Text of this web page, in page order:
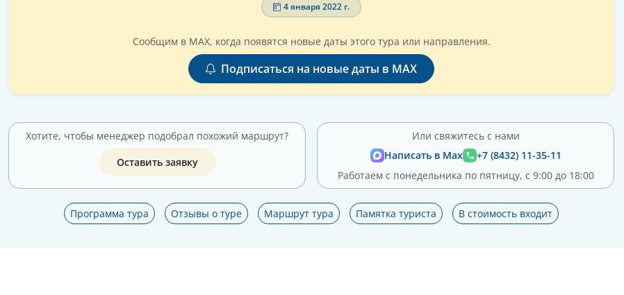
4 января 2022 г.
Сообщим в MAX, когда появятся новые даты этого тура или направления.
Подписаться на новые даты в MAX
Хотите, чтобы менеджер подобрал похожий маршрут?
Оставить заявку
Или свяжитесь с нами
Написать в Max
+7 (8432) 11-35-11
Работаем с понедельника по пятницу, с 9:00 до 18:00
Программа тура Отзывы о туре Маршрут тура Памятка туриста В стоимость входит